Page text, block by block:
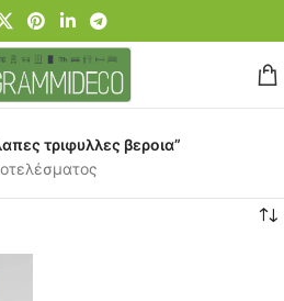
τριφυλλες βεροια”